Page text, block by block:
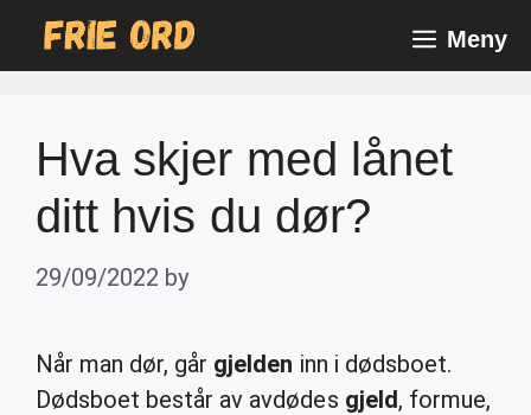
Meny
Hva skjer med lånet
ditt hvis du dør?
29/09/2022 by
Når man dør, går gjelden inn i dødsboet.
Dødsboet består av avdødes gjeld, formue,